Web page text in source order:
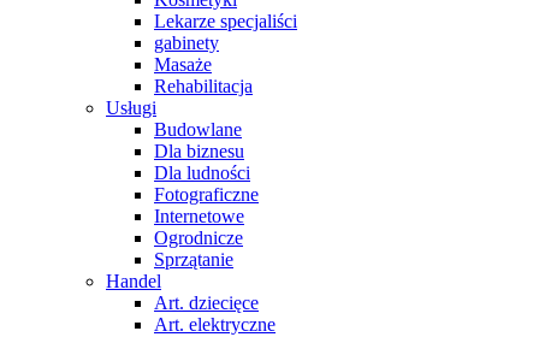
Lekarze specjaliści
gabinety
Masaże
Rehabilitacja
Usługi
Budowlane
Dla biznesu
Dla ludności
Fotograficzne
Internetowe
Ogrodnicze
Sprzątanie
Handel
Art. dziecięce
Art. elektryczne